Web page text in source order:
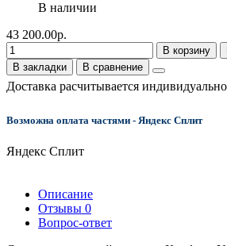
В наличии
43 200.00р.
В корзину
В закладки
В сравнение
Доставка расчитывается
Возможна оплата частями - Яндекс Сплит
Яндекс Сплит
Описание
Отзывы 0
Вопрос-ответ